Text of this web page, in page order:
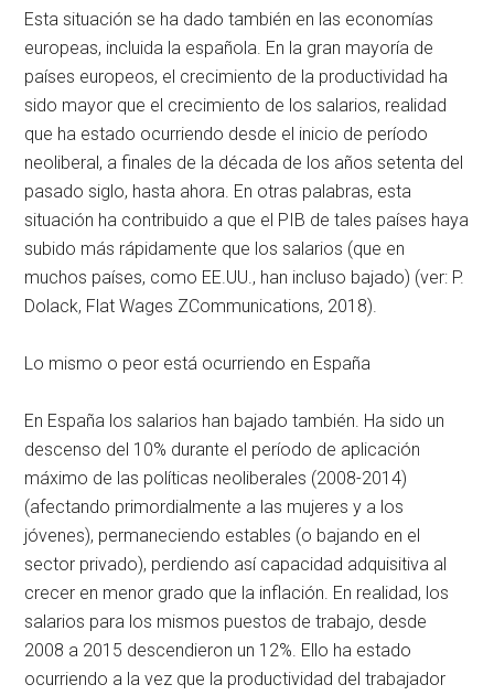
Esta situación se ha dado también en las economías
europeas, incluida la española. En la gran mayoría de
países europeos, el crecimiento de la productividad ha
sido mayor que el crecimiento de los salarios, realidad
que ha estado ocurriendo desde el inicio de período
neoliberal, a finales de la década de los años setenta del
pasado siglo, hasta ahora. En otras palabras, esta
situación ha contribuido a que el PIB de tales países haya
subido más rápidamente que los salarios (que en
muchos países, como EE.UU., han incluso bajado) (ver: P.
Dolack, Flat Wages ZCommunications, 2018).
Lo mismo o peor está ocurriendo en España
En España los salarios han bajado también. Ha sido un
descenso del 10% durante el período de aplicación
máximo de las políticas neoliberales (2008-2014)
(afectando primordialmente a las mujeres y a los
jóvenes), permaneciendo estables (o bajando en el
sector privado), perdiendo así capacidad adquisitiva al
crecer en menor grado que la inflación. En realidad, los
salarios para los mismos puestos de trabajo, desde
2008 a 2015 descendieron un 12%. Ello ha estado
ocurriendo a la vez que la productividad del trabajador